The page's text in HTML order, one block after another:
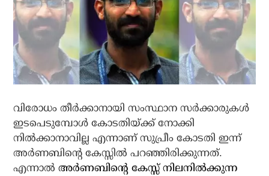
വിരോധം തീര്‍ക്കാനായി സംസ്ഥാന സര്‍ക്കാരുകള്‍
ഇടപെടുമ്പോള്‍ കോടതിയ്ക്ക് നോക്കി
നില്‍ക്കാനാവില്ല എന്നാണ് സുപ്രീം കോടതി ഇന്ന്
അര്‍ണബിന്റെ കേസ്സില്‍ പറഞ്ഞിരിക്കുന്നത്.
എന്നാല്‍അര്‍ണബിന്റെ കേസ്സ് നിലനില്‍ക്കുന്ന